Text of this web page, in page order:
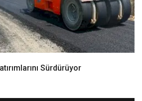
Sürdürüyor